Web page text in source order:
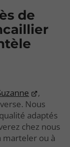
de
,
Nous
adaptés
chez nous
marteler ou à